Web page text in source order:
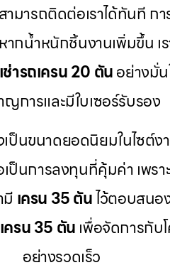
สามารถติดต่อเราได้ทันที กา
กน้ำหนักชิ้นงานเพิ่มขึ้น เ
เช่ารถเครน 20 ตันอย่างมั่น
การและมีใบเซอร์รับรอง
ป็นขนาดยอดนิยมในไซต์
ป็นการลงทุนที่คุ้มค่า เพราะ
มี เครน 35 ตันไว้ตอบสนอ
ครน 35 ตันเพื่อจัดการกับ
อย่างรวดเร็ว